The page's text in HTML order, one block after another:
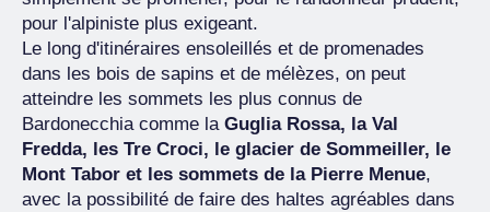
pour l'alpiniste plus exigeant.
Le long d'itinéraires ensoleillés et de promenades
dans les bois de sapins et de mélèzes, on peut
atteindre les sommets les plus connus de
Bardonecchia comme la Guglia Rossa, la Val
Fredda, les Tre Croci, le glacier de Sommeiller, le
Mont Tabor et les sommets de la Pierre Menue,
avec la possibilité de faire des haltes agréables dans